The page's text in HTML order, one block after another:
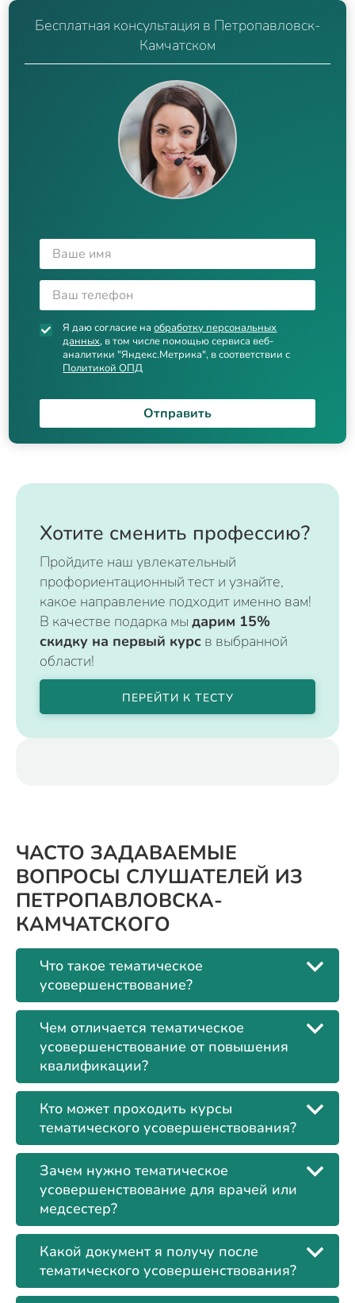
Бесплатная консультация в Петропавловск-
Камчатском
Я даю согласие наобработку персональных
данных, в том числе помощью сервиса веб-
аналитики "Яндекс.Метрика", в соответствии с
Политикой ОПД
Отправить
Хотите сменить профессию?
Пройдите наш увлекательный
профориентационный тест и узнайте,
какое направление подходит именно вам!
В качестве подарка мы дарим 15%
скидку на первый курс в выбранной
области!
ПЕРЕЙТИ К ТЕСТУ
ЧАСТО ЗАДАВАЕМЫЕ
ВОПРОСЫ СЛУШАТЕЛЕЙ ИЗ
ПЕТРОПАВЛОВСКА-
КАМЧАТСКОГО
Что такое тематическое
усовершенствование?
Чем отличается тематическое
усовершенствование от повышения
квалификации?
Кто может проходить курсы
тематического усовершенствования?
Зачем нужно тематическое
усовершенствование для врачей или
медсестер?
Какой документ я получу после
тематического усовершенствования?